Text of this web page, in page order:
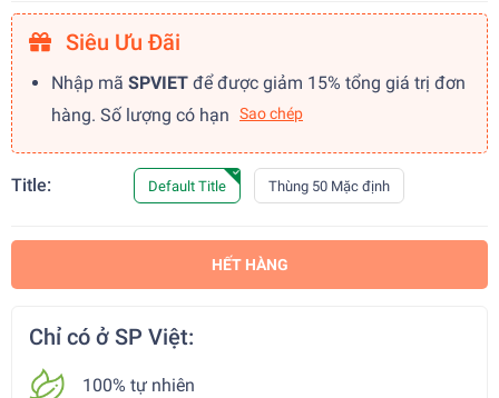
Siêu Ưu Đãi
Nhập mã SPVIET để được giảm 15% tổng giá trị đơn
hàng. Số lượng có hạn
Sao chép
Title: Default Title Thùng 50 Mặc định
HẾT HÀNG
Chỉ có ở SP Việt:
100% tự nhiên